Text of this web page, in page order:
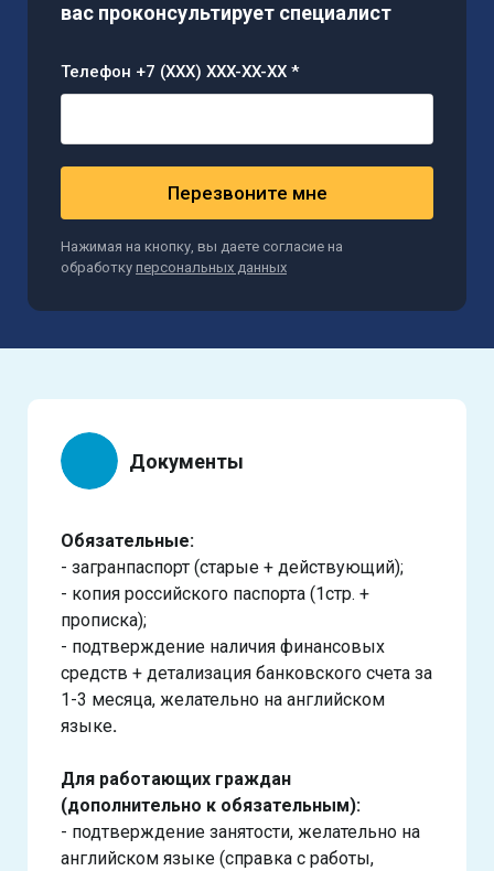
вас проконсультирует специалист
Телефон +7 (XXX) XXX-XX-XX *
Перезвоните мне
Нажимая на кнопку, вы даете согласие на
обработку персональных данных
Документы
Обязательные:
- загранпаспорт (старые + действующий);
- копия российского паспорта (1стр. +
прописка);
- подтверждение наличия финансовых
средств + детализация банковского счета за
1-3 месяца, желательно на английском
языке.
Для работающих граждан
(дополнительно к обязательным):
- подтверждение занятости, желательно на
английском языке (справка с работы,